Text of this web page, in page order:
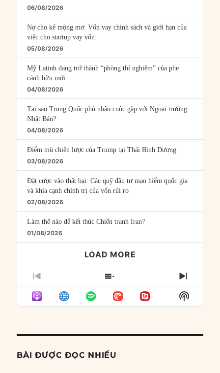
06/08/2026
Nợ cho kẻ mộng mơ: Vốn vay chính sách và giới hạn của
việc cho startup vay vốn
05/08/2026
Mỹ Latinh đang trở thành “phòng thí nghiệm” của phe
cánh hữu mới
04/08/2026
Tại sao Trung Quốc phủ nhận cuộc gặp với Ngoại trưởng
Nhật Bản?
04/08/2026
Điểm mù chiến lược của Trump tại Thái Bình Dương
03/08/2026
Đặt cược vào thất bại: Các quỹ đầu tư mạo hiểm quốc gia
và khía cạnh chính trị của vốn rủi ro
02/08/2026
Làm thế nào để kết thúc Chiến tranh Iran?
01/08/2026
LOAD MORE
PREVIOUS
EPISODE
SHOW
EPISODES
LIST
NEXT
Show
Podcast
BÀI ĐƯỢC ĐỌC NHIỀU